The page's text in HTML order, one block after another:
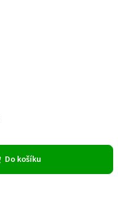
Do košíku